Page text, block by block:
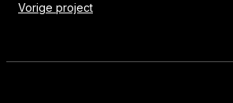
Vorige project